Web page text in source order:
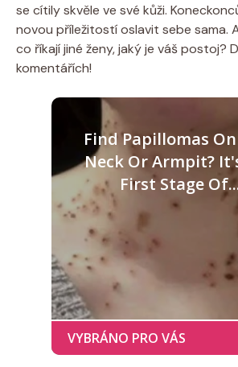
se cítily skvěle ve své kůži.
novou příležitostí oslavit sebe sama.
co říkají jiné ženy, jaký je váš postoj?
komentářích!
Find Papillomas
Neck Or Armpit?
First Stage